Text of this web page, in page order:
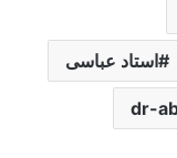
استاد عباسی
dr-